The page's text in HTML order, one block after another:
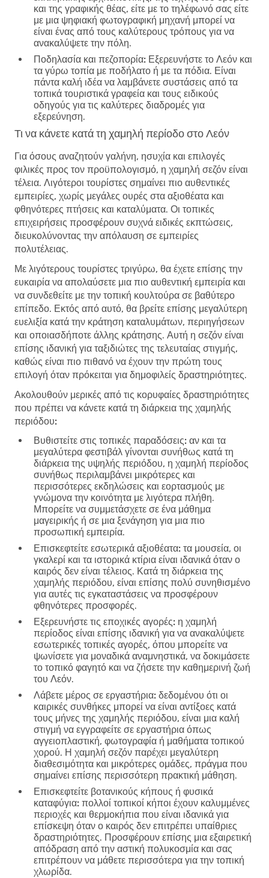
και της γραφικής θέας, είτε με το τηλέφωνό σας είτε
με μια ψηφιακή φωτογραφική μηχανή μπορεί να
είναι ένας από τους καλύτερους τρόπους για να
ανακαλύψετε την πόλη.
Ποδηλασία και πεζοπορία: Εξερευνήστε το Λεόν και
τα γύρω τοπία με ποδήλατο ή με τα πόδια. Είναι
πάντα καλή ιδέα να λαμβάνετε συστάσεις από τα
τοπικά τουριστικά γραφεία και τους ειδικούς
οδηγούς για τις καλύτερες διαδρομές για
εξερεύνηση.
Τι να κάνετε κατά τη χαμηλή περίοδο στο Λεόν
Για όσους αναζητούν γαλήνη, ησυχία και επιλογές
φιλικές προς τον προϋπολογισμό, η χαμηλή σεζόν είναι
τέλεια. Λιγότεροι τουρίστες σημαίνει πιο αυθεντικές
εμπειρίες, χωρίς μεγάλες ουρές στα αξιοθέατα και
φθηνότερες πτήσεις και καταλύματα. Οι τοπικές
επιχειρήσεις προσφέρουν συχνά ειδικές εκπτώσεις,
διευκολύνοντας την απόλαυση σε εμπειρίες
πολυτέλειας.
Με λιγότερους τουρίστες τριγύρω, θα έχετε επίσης την
ευκαιρία να απολαύσετε μια πιο αυθεντική εμπειρία και
να συνδεθείτε με την τοπική κουλτούρα σε βαθύτερο
επίπεδο. Εκτός από αυτό, θα βρείτε επίσης μεγαλύτερη
ευελιξία κατά την κράτηση καταλυμάτων, περιηγήσεων
και οποιασδήποτε άλλης κράτησης. Αυτή η σεζόν είναι
επίσης ιδανική για ταξιδιώτες της τελευταίας στιγμής,
καθώς είναι πιο πιθανό να έχουν την πρώτη τους
επιλογή όταν πρόκειται για δημοφιλείς δραστηριότητες.
Ακολουθούν μερικές από τις κορυφαίες δραστηριότητες
που πρέπει να κάνετε κατά τη διάρκεια της χαμηλής
περιόδου:
Βυθιστείτε στις τοπικές παραδόσεις: αν και τα
μεγαλύτερα φεστιβάλ γίνονται συνήθως κατά τη
διάρκεια της υψηλής περιόδου, η χαμηλή περίοδος
συνήθως περιλαμβάνει μικρότερες και
περισσότερες εκδηλώσεις και εορτασμούς με
γνώμονα την κοινότητα με λιγότερα πλήθη.
Μπορείτε να συμμετάσχετε σε ένα μάθημα
μαγειρικής ή σε μια ξενάγηση για μια πιο
προσωπική εμπειρία.
Επισκεφτείτε εσωτερικά αξιοθέατα: τα μουσεία, οι
γκαλερί και τα ιστορικά κτίρια είναι ιδανικά όταν ο
καιρός δεν είναι τέλειος. Κατά τη διάρκεια της
χαμηλής περιόδου, είναι επίσης πολύ συνηθισμένο
για αυτές τις εγκαταστάσεις να προσφέρουν
φθηνότερες προσφορές.
Εξερευνήστε τις εποχικές αγορές: η χαμηλή
περίοδος είναι επίσης ιδανική για να ανακαλύψετε
εσωτερικές τοπικές αγορές, όπου μπορείτε να
ψωνίσετε για μοναδικά αναμνηστικά, να δοκιμάσετε
το τοπικό φαγητό και να ζήσετε την καθημερινή ζωή
του Λεόν.
Λάβετε μέρος σε εργαστήρια: δεδομένου ότι οι
καιρικές συνθήκες μπορεί να είναι αντίξοες κατά
τους μήνες της χαμηλής περιόδου, είναι μια καλή
στιγμή να εγγραφείτε σε εργαστήρια όπως
αγγειοπλαστική, φωτογραφία ή μαθήματα τοπικού
χορού. Η χαμηλή σεζόν παρέχει μεγαλύτερη
διαθεσιμότητα και μικρότερες ομάδες, πράγμα που
σημαίνει επίσης περισσότερη πρακτική μάθηση.
Επισκεφτείτε βοτανικούς κήπους ή φυσικά
καταφύγια: πολλοί τοπικοί κήποι έχουν καλυμμένες
περιοχές και θερμοκήπια που είναι ιδανικά για
επίσκεψη όταν ο καιρός δεν επιτρέπει υπαίθριες
δραστηριότητες. Προσφέρουν επίσης μια εξαιρετική
απόδραση από την αστική πολυκοσμία και σας
επιτρέπουν να μάθετε περισσότερα για την τοπική
χλωρίδα.